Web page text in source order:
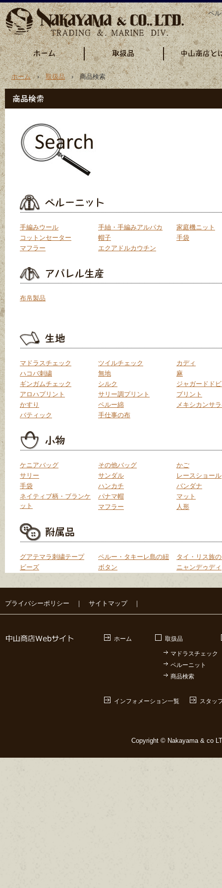
ペ
ホーム›取扱品› 商品検索
手編みウール 手紬・手編みアルパカ
家庭機ニット
コットンセーター
帽子
手袋
マフラー
エクアドルカウチン
布帛製品
マドラスチェック ツイルチェック
カディ
ハコバ刺繍
無地
麻
ギンガムチェック
シルク
ジャガードド
アロハプリント
サリー調プリント
プリント
かすり
ペルー綿
メキシカンサ
バティック
手仕事の布
ケニアバッグ その他バッグ
かご
サリー
サンダル
レースショール
手袋
ハンカチ
バンダナ
ネイティブ柄・ブランケ
ット
パナマ帽
マット
マフラー
人形
グアテマラ刺繍テープ ペルー・タキーレ島の紐
タイ・リス族
ビーズ
ボタン ニャンデゥディ
プライバシーポリシー ｜ サイトマップ｜
ホーム 取扱品
マドラスチェック
ペルーニット
商品検索
インフォメーション一覧 スタッ
Copyright © Nakayama & co